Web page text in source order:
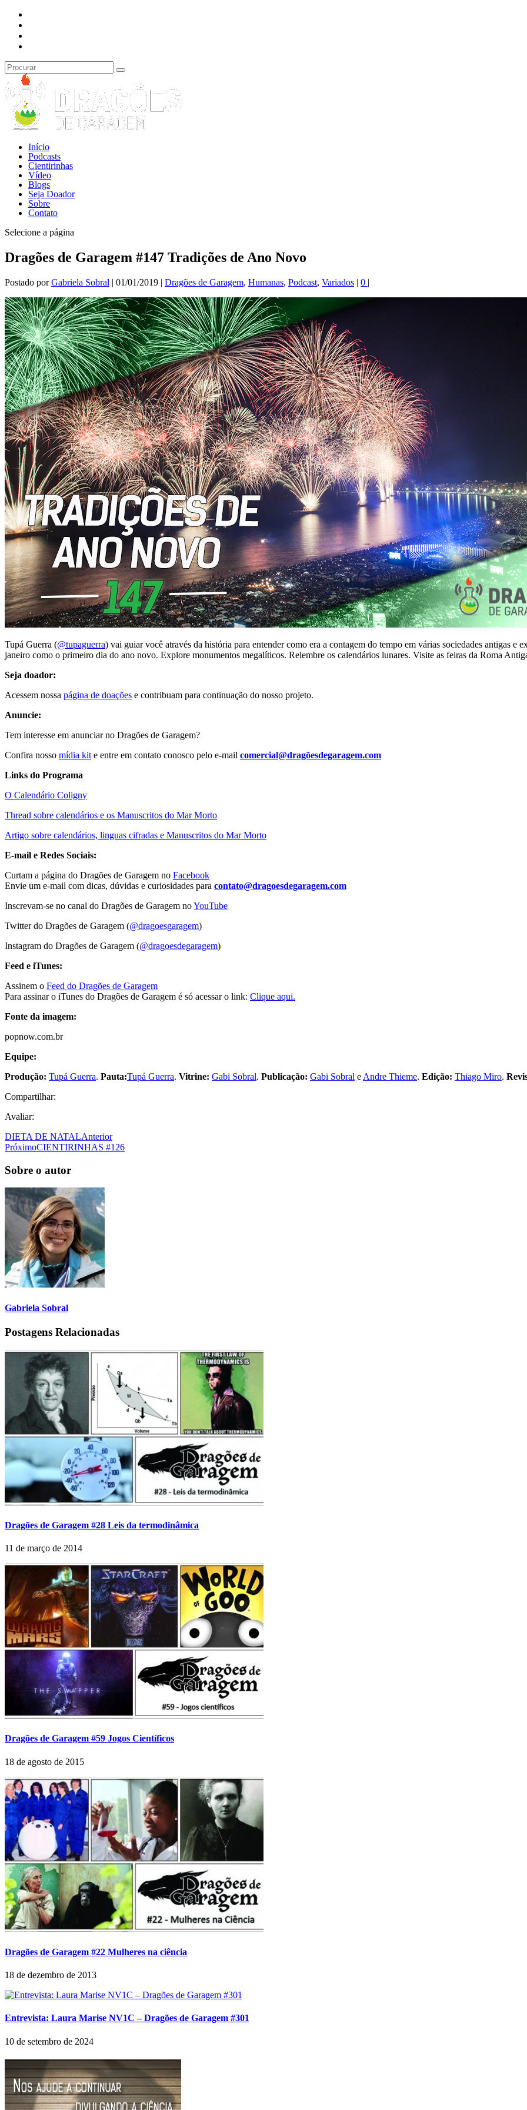
Início
Podcasts
Cientirinhas
Vídeo
Blogs
Seja Doador
Sobre
Contato
Selecione a página
Dragões de Garagem #147 Tradições de Ano Novo
Postado porGabriela Sobral | 01/01/2019 | Dragões de Garagem, Humanas, Podcast, Variados | 0 |
Tupá Guerra (@tupaguerra) vai guiar você através da história para entender como era a contagem do tempo em várias sociedades antigas e
janeiro como o primeiro dia do ano novo. Explore monumentos megalíticos. Relembre os calendários lunares. Visite as feiras da Roma
Seja doador:
Acessem nossa página de doações e contribuam para continuação do nosso projeto.
Anuncie:
Tem interesse em anunciar no Dragões de Garagem?
Confira nosso mídia kit e entre em contato conosco pelo e-mail comercial@dragõesdegaragem.com
Links do Programa
O Calendário Coligny
Thread sobre calendários e os Manuscritos do Mar Morto
Artigo sobre calendários, linguas cifradas e Manuscritos do Mar Morto
E-mail e Redes Sociais:
Curtam a página do Dragões de Garagem no Facebook
Envie um e-mail com dicas, dúvidas e curiosidades para contato@dragoesdegaragem.com
Inscrevam-se no canal do Dragões de Garagem noYouTube
Twitter do Dragões de Garagem (@dragoesgaragem)
Instagram do Dragões de Garagem (@dragoesdegaragem)
Feed e iTunes:
Assinem o Feed do Dragões de Garagem
Para assinar o iTunes do Dragões de Garagem é só acessar o link: Clique aqui.
Fonte da imagem:
popnow.com.br
Equipe:
Produção: Tupá Guerra. Pauta:Tupá Guerra. Vitrine: Gabi Sobral. Publicação: Gabi Sobral e Andre Thieme. Edição: Thiago Miro.
Compartilhar:
Avaliar:
DIETA DE NATALAnterior
PróximoCIENTIRINHAS #126
Sobre o autor
Gabriela Sobral
Postagens Relacionadas
Dragões de Garagem #28 Leis da termodinâmica
11 de março de 2014
Dragões de Garagem #59 Jogos Científicos
18 de agosto de 2015
Dragões de Garagem #22 Mulheres na ciência
18 de dezembro de 2013
Entrevista: Laura Marise NV1C – Dragões de Garagem #301
10 de setembro de 2024